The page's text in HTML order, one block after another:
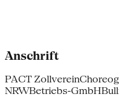
Anschrift
PACT Zollverein
NRWBetriebs-GmbH